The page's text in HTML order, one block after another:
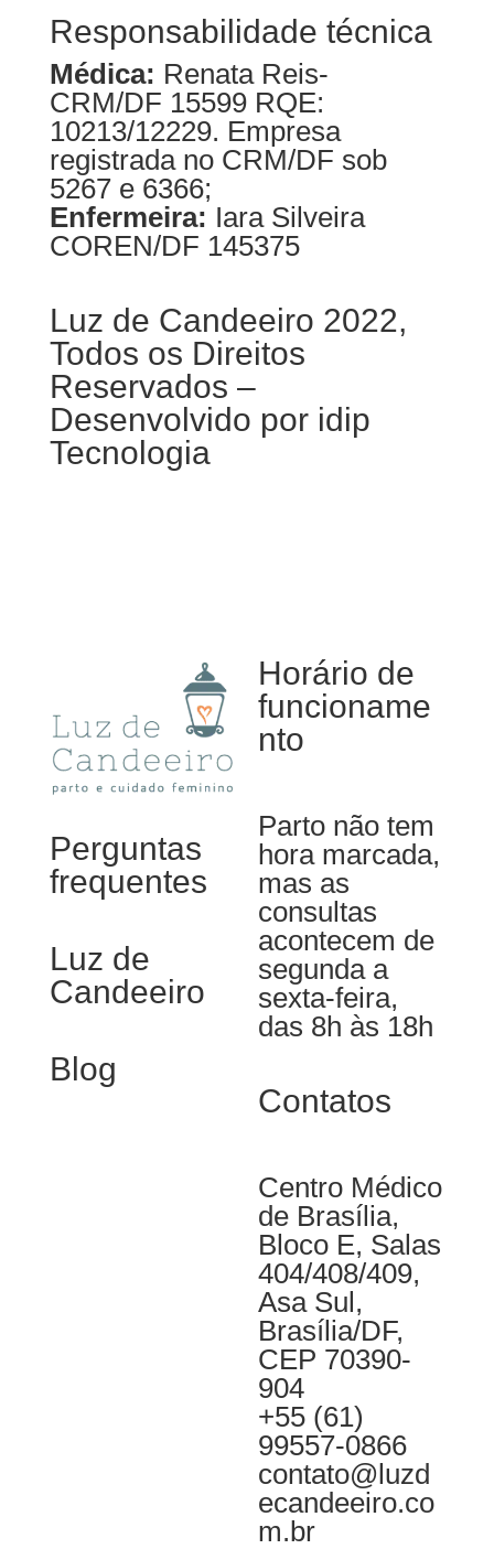
Responsabilidade técnica
Médica: Renata Reis-
CRM/DF 15599 RQE:
10213/12229. Empresa
registrada no CRM/DF sob
5267 e 6366;
Enfermeira: Iara Silveira
COREN/DF 145375
Luz de Candeeiro 2022,
Todos os Direitos
Reservados –
Desenvolvido por idip
Tecnologia
Perguntas
frequentes
Luz de
Candeeiro
Blog
Horário de
funcioname
nto
Parto não tem
hora marcada,
mas as
consultas
acontecem de
segunda a
sexta-feira,
das 8h às 18h
Contatos
Centro Médico
de Brasília,
Bloco E, Salas
404/408/409,
Asa Sul,
Brasília/DF,
CEP 70390-
904
+55 (61)
99557-0866
contato@luzd
ecandeeiro.co
m.br